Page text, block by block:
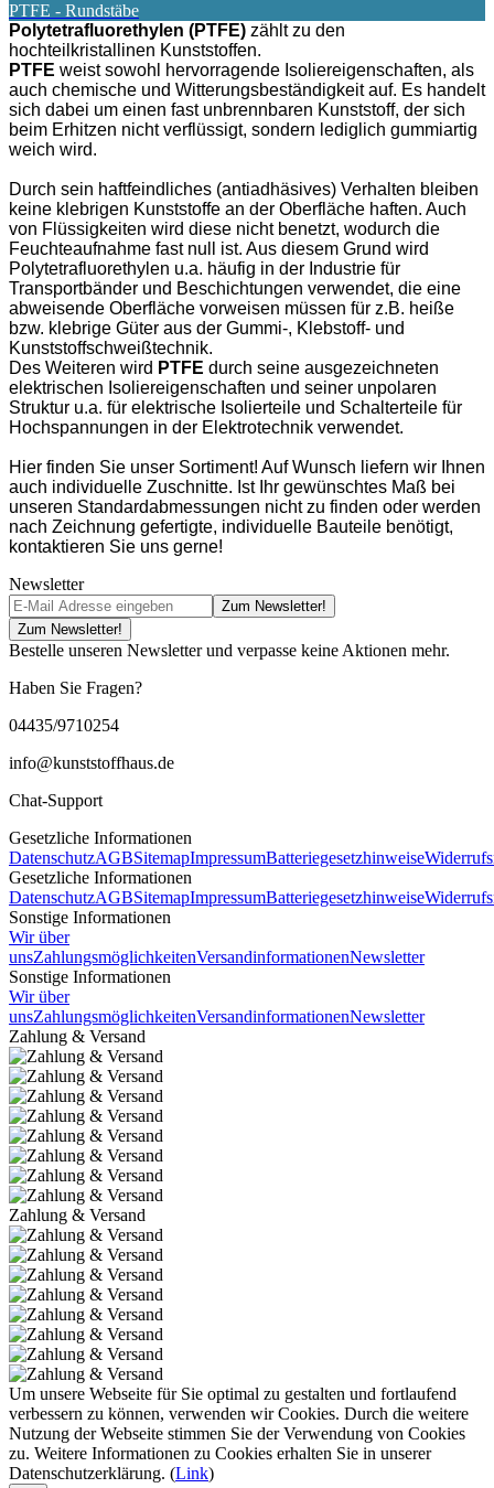
PTFE - Rundstäbe
Polytetrafluorethylen (PTFE) zählt zu den
hochteilkristallinen Kunststoffen.
PTFE weist sowohl hervorragende Isoliereigenschaften, als
auch chemische und Witterungsbeständigkeit auf. Es handelt
sich dabei um einen fast unbrennbaren Kunststoff, der sich
beim Erhitzen nicht verflüssigt, sondern lediglich gummiartig
weich wird.
Durch sein haftfeindliches (antiadhäsives) Verhalten bleiben
keine klebrigen Kunststoffe an der Oberfläche haften. Auch
von Flüssigkeiten wird diese nicht benetzt, wodurch die
Feuchteaufnahme fast null ist. Aus diesem Grund wird
Polytetrafluorethylen u.a. häufig in der Industrie für
Transportbänder und Beschichtungen verwendet, die eine
abweisende Oberfläche vorweisen müssen für z.B. heiße
bzw. klebrige Güter aus der Gummi-, Klebstoff- und
Kunststoffschweißtechnik.
Des Weiteren wird PTFE durch seine ausgezeichneten
elektrischen Isoliereigenschaften und seiner unpolaren
Struktur u.a. für elektrische Isolierteile und Schalterteile für
Hochspannungen in der Elektrotechnik verwendet.
Hier finden Sie unser Sortiment! Auf Wunsch liefern wir Ihnen
auch individuelle Zuschnitte. Ist Ihr gewünschtes Maß bei
unseren Standardabmessungen nicht zu finden oder werden
nach Zeichnung gefertigte, individuelle Bauteile benötigt,
kontaktieren Sie uns gerne!
Newsletter
Zum Newsletter!
Zum Newsletter!
Bestelle unseren Newsletter und verpasse keine Aktionen mehr.
Haben Sie Fragen?
04435/9710254
info@kunststoffhaus.de
Chat-Support
Gesetzliche Informationen
DatenschutzAGBSitemapImpressumBatteriegesetzhinweise
Gesetzliche Informationen
DatenschutzAGBSitemapImpressumBatteriegesetzhinweise
Sonstige Informationen
Wir über
unsZahlungsmöglichkeitenVersandinformationenNewsletter
Sonstige Informationen
Wir über
unsZahlungsmöglichkeitenVersandinformationenNewsletter
Zahlung & Versand
Zahlung & Versand
Um unsere Webseite für Sie optimal zu gestalten und fortlaufend
verbessern zu können, verwenden wir Cookies. Durch die weitere
Nutzung der Webseite stimmen Sie der Verwendung von Cookies
zu. Weitere Informationen zu Cookies erhalten Sie in unserer
Datenschutzerklärung. (Link)